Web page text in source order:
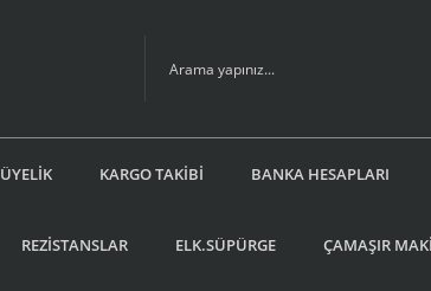
KARGO TAKİBİ BANKA HESAPLARI
REZİSTANSLAR ELK.SÜPÜRGE ÇAMAŞIR